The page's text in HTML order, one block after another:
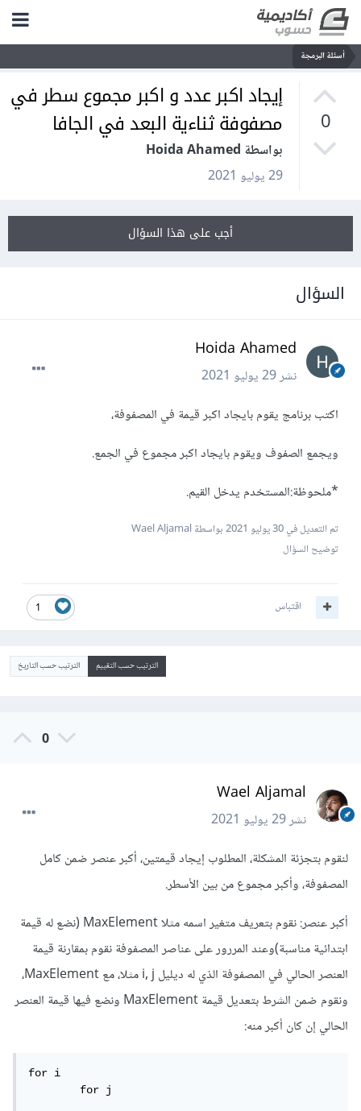
أسئلة البرمجة
0
إيجاد اكبر عدد و اكبر مجموع سطر في
مصفوفة ثناءية البعد في الجافا
بواسطة Hoida Ahamed
29 يوليو 2021
أجب على هذا السؤال
السؤال
Hoida Ahamed
نشر29 يوليو 2021
اكتب برنامج يقوم بايجاد اكبر قيمة في المصفوفة،
ويجمع الصفوف ويقوم بايجاد اكبر مجموع في الجمع.
*ملحوظة:المستخدم يدخل القيم.
تم التعديل في30 يوليو 2021
بواسطة Wael Aljamal
توضيح السؤال
1 اقتباس
الترتيب حسب التقييم الترتيب حسب التاريخ
0
Wael Aljamal
نشر29 يوليو 2021
لنقوم بتجزئة المشكلة، المطلوب إيجاد قيمتين، أكبر عنصر ضمن كامل
المصفوفة، وأكبر مجموع من بين الأسطر.
أكبر عنصر: نقوم بتعريف متغير اسمه مثلا MaxElement (نضع له قيمة
ابتدائية مناسبة)وعند المررور على عناصر المصفوفة نقوم بمقارنة قيمة
العنصر الحالي في المصفوفة الذي له ديليل i, j مثلا، مع MaxElement،
ونقوم ضمن الشرط بتعديل قيمة MaxElement ونضع فيها قيمة العنصر
الحالي إن كان أكبر منه:
for i
	for j